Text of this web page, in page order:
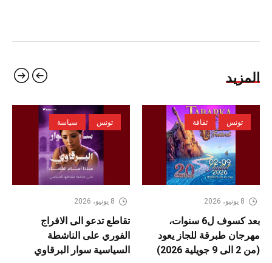
المزيد
تونس ثقافة
8 يونيو، 2026
بعد كسوف ل6 سنوات،
مهرجان طبرقة للجاز يعود
(من 2 الى 9 جويلية 2026)
تونس سياسة
8 يونيو، 2026
تقاطع تدعو الى الافراج
الفوري على الناشطة
السياسية سوار البرقاوي